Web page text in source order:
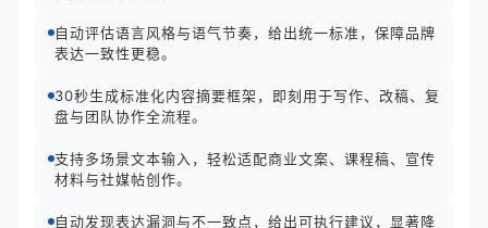
自动评估语言风格与语气节奏，给出统一标准，保障品牌
表达一致性更稳。
30秒生成标准化内容摘要框架，即刻用于写作、改稿、复
盘与团队协作全流程。
支持多场景文本输入，轻松适配商业文案、课程稿、宣传
材料与社媒帖创作。
自动发现表达漏洞与不一致点，给出可执行建议，显著降